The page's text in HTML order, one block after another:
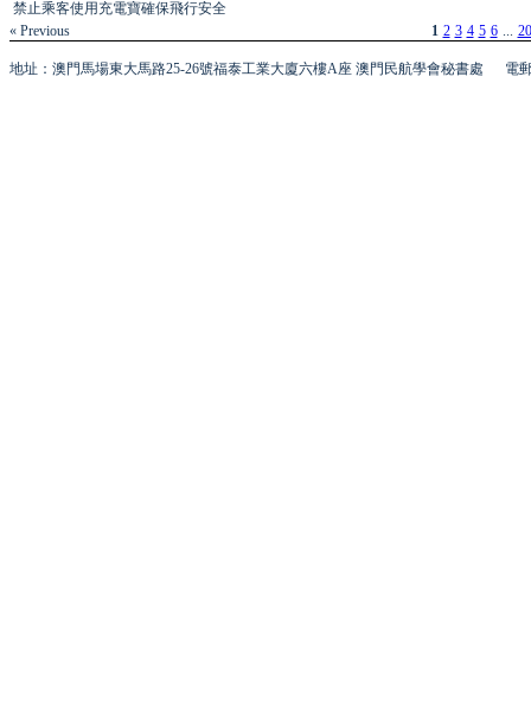
禁止乘客使用充電寶確保飛行安全
« Previous
1 2 3 4 5 6 ... 20
地址：澳門馬場東大馬路25-26號福泰工業大廈六樓A座 澳門民航學會秘書處 電